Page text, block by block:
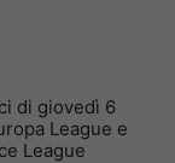
di giovedì 6
League e
League